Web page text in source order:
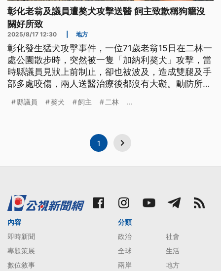
彰化老翁及議員遭獒犬攻擊送醫 飼主致歉稱狗籠沒
關好所致
2025/8/17 12:30 地方
彰化發生猛犬攻擊事件，一位71歲老翁15日在二林一
處公園散步時，突然被一隻「加納利獒犬」攻擊，當
時縣議員見狀上前制止，卻也被波及，造成雙腿及手
部多處咬傷，兩人送醫治療後都沒有大礙。動防所表
依法開罰。
縣議員 獒犬 飼主 二林 ...
1
內容
即時新聞
專題策展
數位敘事
分類
政治
社會
全球
生活
兩岸
地方